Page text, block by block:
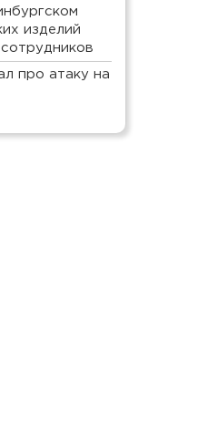
изделий
про атаку на